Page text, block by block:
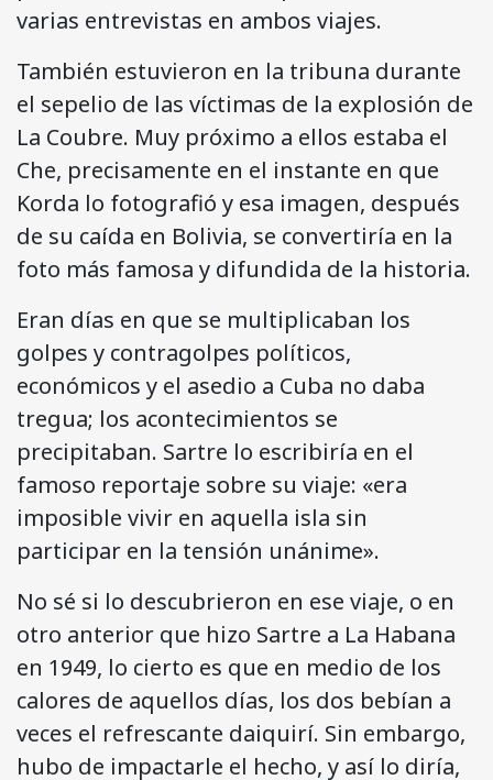
varias entrevistas en ambos viajes.
También estuvieron en la tribuna durante
el sepelio de las víctimas de la explosión de
La Coubre. Muy próximo a ellos estaba el
Che, precisamente en el instante en que
Korda lo fotografió y esa imagen, después
de su caída en Bolivia, se convertiría en la
foto más famosa y difundida de la historia.
Eran días en que se multiplicaban los
golpes y contragolpes políticos,
económicos y el asedio a Cuba no daba
tregua; los acontecimientos se
precipitaban. Sartre lo escribiría en el
famoso reportaje sobre su viaje: «era
imposible vivir en aquella isla sin
participar en la tensión unánime».
No sé si lo descubrieron en ese viaje, o en
otro anterior que hizo Sartre a La Habana
en 1949, lo cierto es que en medio de los
calores de aquellos días, los dos bebían a
veces el refrescante daiquirí. Sin embargo,
hubo de impactarle el hecho, y así lo diría,